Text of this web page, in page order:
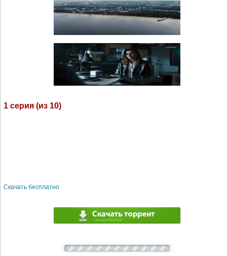
1 серия (из 10)
Скачать бесплатно